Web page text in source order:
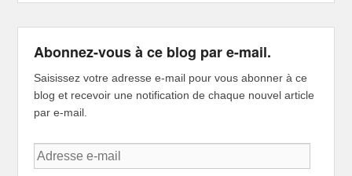
Abonnez-vous à ce blog par e-mail.
Saisissez votre adresse e-mail pour vous abonner à ce
blog et recevoir une notification de chaque nouvel article
par e-mail.
Adresse
e-